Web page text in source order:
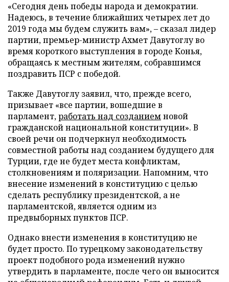
«Сегодня день победы народа и демократии.
Надеюсь, в течение ближайших четырех лет до
2019 года мы будем служить вам», – сказал лидер
партии, премьер-министр Ахмет Давутоглу во
время короткого выступления в городе Конья,
обращаясь к местным жителям, собравшимся
поздравить ПСР с победой.
Также Давутоглу заявил, что, прежде всего,
призывает «все партии, вошедшие в
парламент,работать над созданиемновой
гражданской национальной конституции». В
своей речи он подчеркнул необходимость
совместной работы над созданием будущего для
Турции, где не будет места конфликтам,
столкновениям и поляризации. Напомним, что
внесение изменений в конституцию с целью
сделать республику президентской, а не
парламентской, является одним из
предвыборных пунктов ПСР.
Однако внести изменения в конституцию не
будет просто. По турецкому законодательству
проект подобного рода изменений нужно
утвердить в парламенте, после чего он выносится